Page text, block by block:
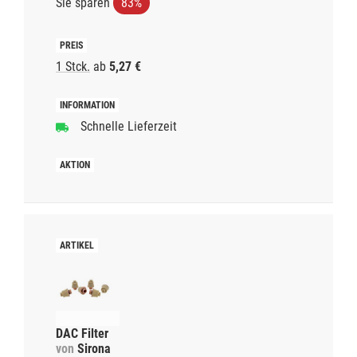
1 Stck. ab 5,27 €
Schnelle Lieferzeit
DAC Filter
von Sirona